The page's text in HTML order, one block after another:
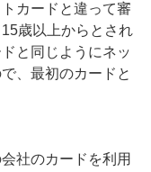
カードと違って審
歳以上からとされ
と同じようにネッ
、最初のカードと
社のカードを利用